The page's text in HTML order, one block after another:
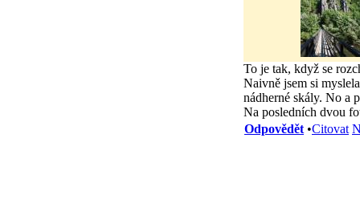
To je tak, když se
Naivně jsem si
nádherné skály. No a
Na posledních dvou
Odpovědět •Citovat